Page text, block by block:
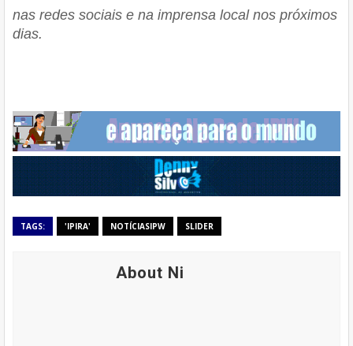
nas redes sociais e na imprensa local nos próximos
dias.
TAGS: 'IPIRA' NOTÍCIASIPW SLIDER
About Ni